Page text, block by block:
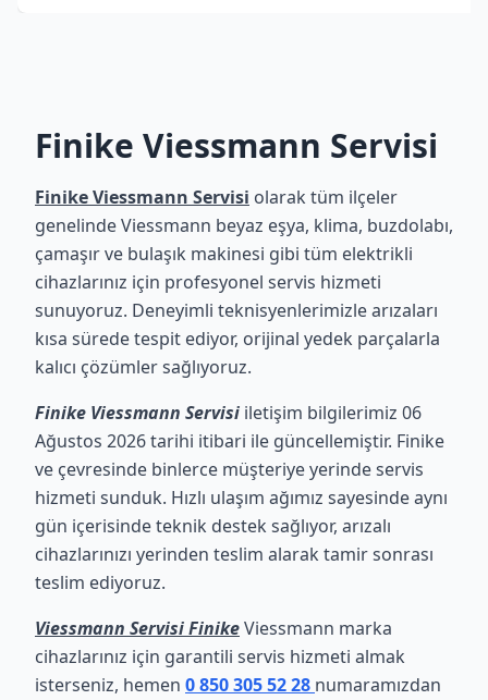
Finike Viessmann Servisi
Finike Viessmann Servisi olarak tüm ilçeler
genelinde Viessmann beyaz eşya, klima, buzdolabı,
çamaşır ve bulaşık makinesi gibi tüm elektrikli
cihazlarınız için profesyonel servis hizmeti
sunuyoruz. Deneyimli teknisyenlerimizle arızaları
kısa sürede tespit ediyor, orijinal yedek parçalarla
kalıcı çözümler sağlıyoruz.
Finike Viessmann Servisi iletişim bilgilerimiz 06
Ağustos 2026 tarihi itibari ile güncellemiştir. Finike
ve çevresinde binlerce müşteriye yerinde servis
hizmeti sunduk. Hızlı ulaşım ağımız sayesinde aynı
gün içerisinde teknik destek sağlıyor, arızalı
cihazlarınızı yerinden teslim alarak tamir sonrası
teslim ediyoruz.
Viessmann Servisi FinikeViessmann marka
cihazlarınız için garantili servis hizmeti almak
isterseniz, hemen 0 850 305 52 28 numaramızdan